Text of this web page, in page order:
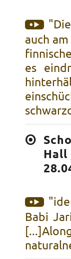
auch
es
Babi